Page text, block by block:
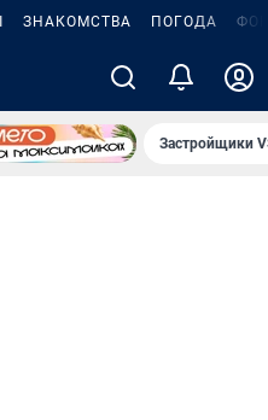
ЗНАКОМСТВА ПОГОДА
Застройщики